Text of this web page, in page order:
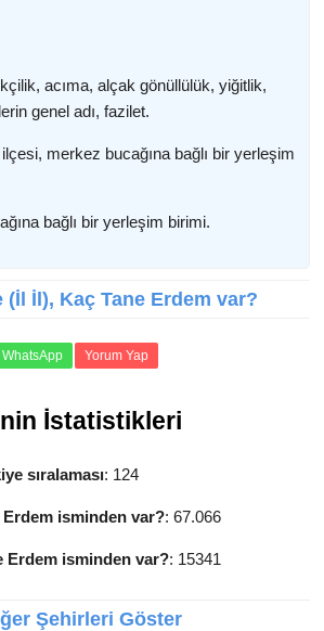
acıma, alçak gönüllülük, yiğitlik,
genel adı, fazilet.
ilçesi, merkez bucağına bağlı bir yerleşim
bağlı bir yerleşim birimi.
(İl İl), Kaç Tane Erdem var?
WhatsApp Yorum Yap
İstatistikleri
sıralaması: 124
Erdem isminden var?: 67.066
Erdem isminden var?: 15341
Şehirleri Göster